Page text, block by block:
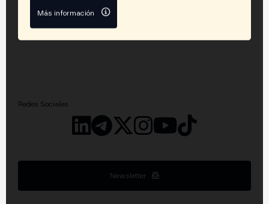
Más información
Redes Sociales
Newsletter